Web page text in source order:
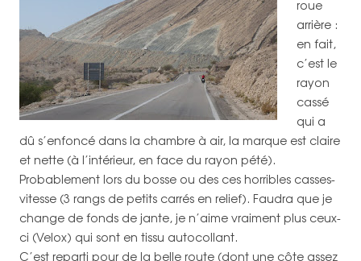
roue
arrière :
en fait,
c’est le
rayon
cassé
qui a
dû s’enfoncé dans la chambre à air, la marque est claire
et nette (à l’intérieur, en face du rayon pété).
Probablement lors du bosse ou des ces horribles casses-
vitesse (3 rangs de petits carrés en relief). Faudra que je
change de fonds de jante, je n’aime vraiment plus ceux-
ci (Velox) qui sont en tissu autocollant.
C’est reparti pour de la belle route (dont une côte assez